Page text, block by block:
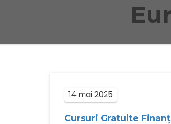
14 mai2025
Cursuri Gratuite